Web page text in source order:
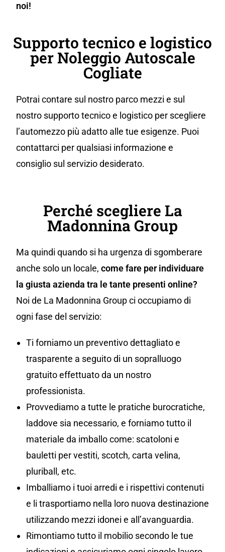
noi!
Supporto tecnico e logistico
per Noleggio Autoscale
Cogliate
Potrai contare sul nostro parco mezzi e sul
nostro supporto tecnico e logistico per scegliere
l’automezzo più adatto alle tue esigenze. Puoi
contattarci per qualsiasi informazione e
consiglio sul servizio desiderato.
Perché scegliere La
Madonnina Group
Ma quindi quando si ha urgenza di sgomberare
anche solo un locale, come fare per individuare
la giusta azienda tra le tante presenti online?
Noi de La Madonnina Group ci occupiamo di
ogni fase del servizio:
Ti forniamo un preventivo dettagliato e
trasparente a seguito di un sopralluogo
gratuito effettuato da un nostro
professionista.
Provvediamo a tutte le pratiche burocratiche,
laddove sia necessario, e forniamo tutto il
materiale da imballo come: scatoloni e
bauletti per vestiti, scotch, carta velina,
pluriball, etc.
Imballiamo i tuoi arredi e i rispettivi contenuti
e li trasportiamo nella loro nuova destinazione
utilizzando mezzi idonei e all’avanguardia.
Rimontiamo tutto il mobilio secondo le tue